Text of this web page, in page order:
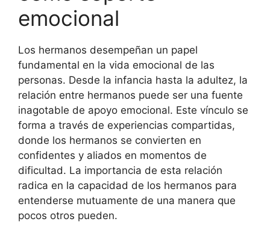
emocional
Los hermanos desempeñan un papel
fundamental en la vida emocional de las
personas. Desde la infancia hasta la adultez, la
relación entre hermanos puede ser una fuente
inagotable de apoyo emocional. Este vínculo se
forma a través de experiencias compartidas,
donde los hermanos se convierten en
confidentes y aliados en momentos de
dificultad. La importancia de esta relación
radica en la capacidad de los hermanos para
entenderse mutuamente de una manera que
pocos otros pueden.